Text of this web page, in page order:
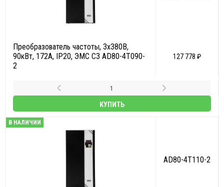
Преобразователь частоты, 3х380В,
90кВт, 172А, IP20, ЭМС С3 AD80-4T090-
2
127 778 ₽
КУПИТЬ
В НАЛИЧИИ
AD80-4T110-2